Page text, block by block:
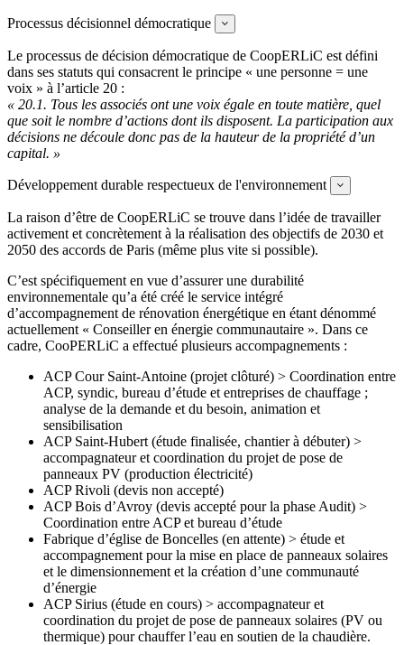
Processus décisionnel démocratique Expand
Le processus de décision démocratique de CoopERLiC est défini
dans ses statuts qui consacrent le principe « une personne = une
voix » à l’article 20 :
« 20.1. Tous les associés ont une voix égale en toute matière, quel
que soit le nombre d’actions dont ils disposent. La participation aux
décisions ne découle donc pas de la hauteur de la propriété d’un
capital. »
Développement durable respectueux de l'environnement Expand
La raison d’être de CoopERLiC se trouve dans l’idée de travailler
activement et concrètement à la réalisation des objectifs de 2030 et
2050 des accords de Paris (même plus vite si possible).
C’est spécifiquement en vue d’assurer une durabilité
environnementale qu’a été créé le service intégré
d’accompagnement de rénovation énergétique en étant dénommé
actuellement « Conseiller en énergie communautaire ». Dans ce
cadre, CooPERLiC a effectué plusieurs accompagnements :
ACP Cour Saint-Antoine (projet clôturé) > Coordination entre
ACP, syndic, bureau d’étude et entreprises de chauffage ;
analyse de la demande et du besoin, animation et
sensibilisation
ACP Saint-Hubert (étude finalisée, chantier à débuter) >
accompagnateur et coordination du projet de pose de
panneaux PV (production électricité)
ACP Rivoli (devis non accepté)
ACP Bois d’Avroy (devis accepté pour la phase Audit) >
Coordination entre ACP et bureau d’étude
Fabrique d’église de Boncelles (en attente) > étude et
accompagnement pour la mise en place de panneaux solaires
et le dimensionnement et la création d’une communauté
d’énergie
ACP Sirius (étude en cours) > accompagnateur et
coordination du projet de pose de panneaux solaires (PV ou
thermique) pour chauffer l’eau en soutien de la chaudière.